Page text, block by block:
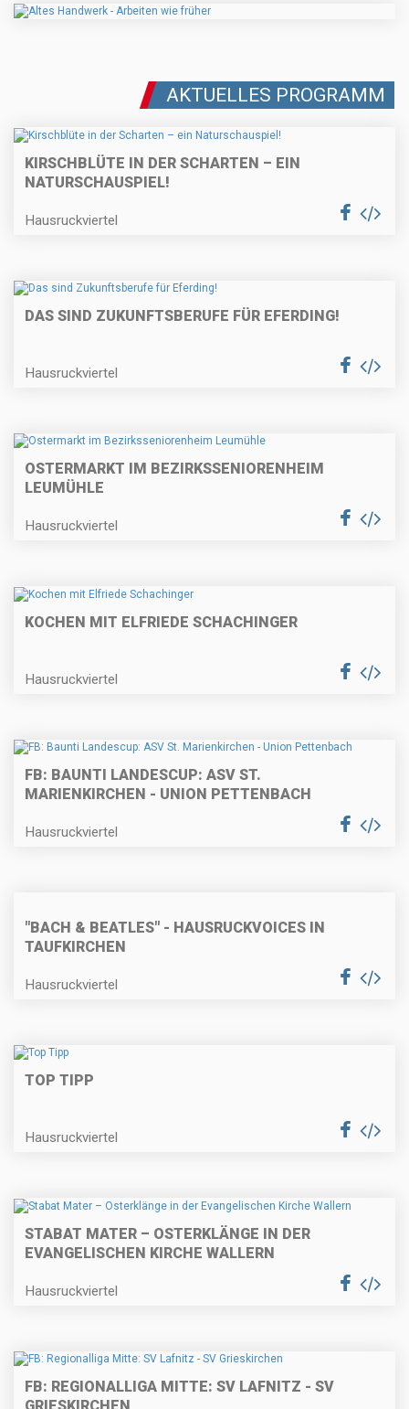
AKTUELLES PROGRAMM
KIRSCHBLÜTE IN DER SCHARTEN – EIN
NATURSCHAUSPIEL!
Hausruckviertel
DAS SIND ZUKUNFTSBERUFE FÜR EFERDING!
Hausruckviertel
OSTERMARKT IM BEZIRKSSENIORENHEIM
LEUMÜHLE
Hausruckviertel
KOCHEN MIT ELFRIEDE SCHACHINGER
Hausruckviertel
FB: BAUNTI LANDESCUP: ASV ST.
MARIENKIRCHEN - UNION PETTENBACH
Hausruckviertel
"BACH & BEATLES" - HAUSRUCKVOICES IN
TAUFKIRCHEN
Hausruckviertel
TOP TIPP
Hausruckviertel
STABAT MATER – OSTERKLÄNGE IN DER
EVANGELISCHEN KIRCHE WALLERN
Hausruckviertel
FB: REGIONALLIGA MITTE: SV LAFNITZ - SV